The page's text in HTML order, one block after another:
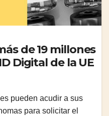
de 19 millones
Digital de la UE
pueden acudir a sus
para solicitar el